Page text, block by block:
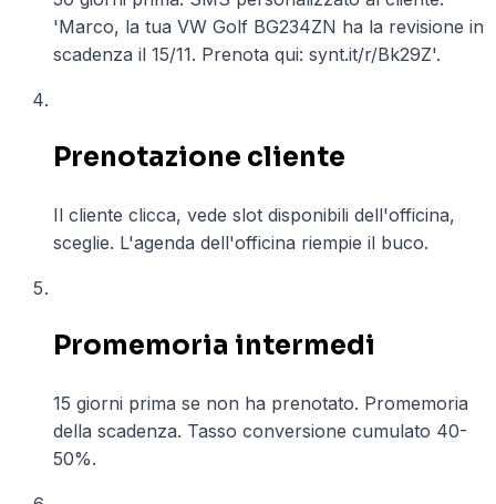
'Marco, la tua VW Golf BG234ZN ha la revisione in
scadenza il 15/11. Prenota qui: synt.it/r/Bk29Z'.
Prenotazione cliente
Il cliente clicca, vede slot disponibili dell'officina,
sceglie. L'agenda dell'officina riempie il buco.
Promemoria intermedi
15 giorni prima se non ha prenotato. Promemoria
della scadenza. Tasso conversione cumulato 40-
50%.